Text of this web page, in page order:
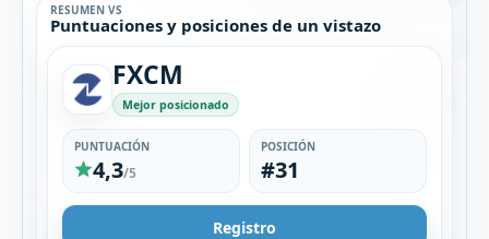
RESUMEN VS
Puntuaciones y posiciones de un vistazo
FXCM
Mejor posicionado
PUNTUACIÓN
4,3/5
POSICIÓN
#31
Registro